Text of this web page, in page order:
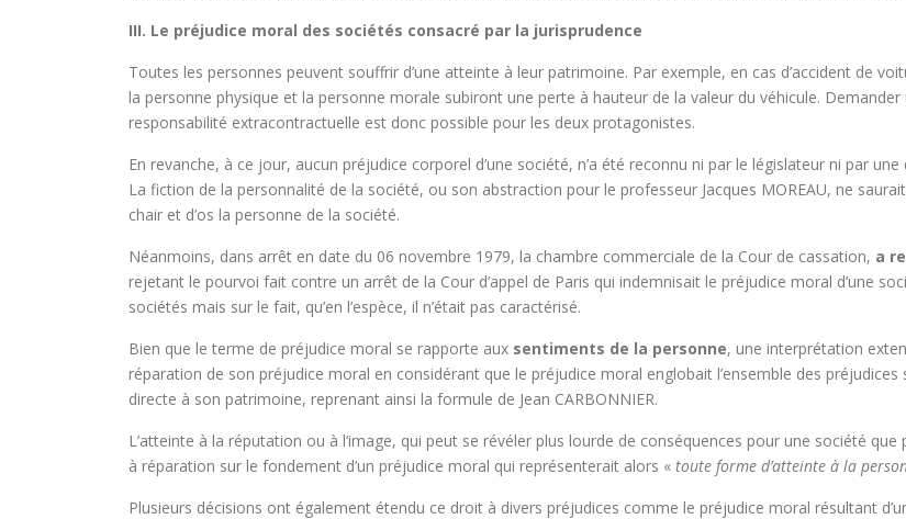
III. Le préjudice moral des sociétés consacré par la jurisprudence
Toutes les personnes peuvent souffrir d’une atteinte à leur patrimoine. Par exemple, en cas d’accident de
la personne physique et la personne morale subiront une perte à hauteur de la valeur du véhicule.
responsabilité extracontractuelle est donc possible pour les deux protagonistes.
En revanche, à ce jour, aucun préjudice corporel d’une société, n’a été reconnu ni par le législateur ni par
La fiction de la personnalité de la société, ou son abstraction pour le professeur Jacques MOREAU, ne
chair et d’os la personne de la société.
Néanmoins, dans arrêt en date du 06 novembre 1979, la chambre commerciale de la Cour de cassation, a
rejetant le pourvoi fait contre un arrêt de la Cour d’appel de Paris qui indemnisait le préjudice moral d’une
sociétés mais sur le fait, qu’en l’espèce, il n’était pas caractérisé.
Bien que le terme de préjudice moral se rapporte aux sentiments de la personne, une interprétation
réparation de son préjudice moral en considérant que le préjudice moral englobait l’ensemble des
directe à son patrimoine, reprenant ainsi la formule de Jean CARBONNIER.
L’atteinte à la réputation ou à l’image, qui peut se révéler plus lourde de conséquences pour une société
à réparation sur le fondement d’un préjudice moral qui représenterait alors « toute forme d’atteinte à la
Plusieurs décisions ont également étendu ce droit à divers préjudices comme le préjudice moral résultant